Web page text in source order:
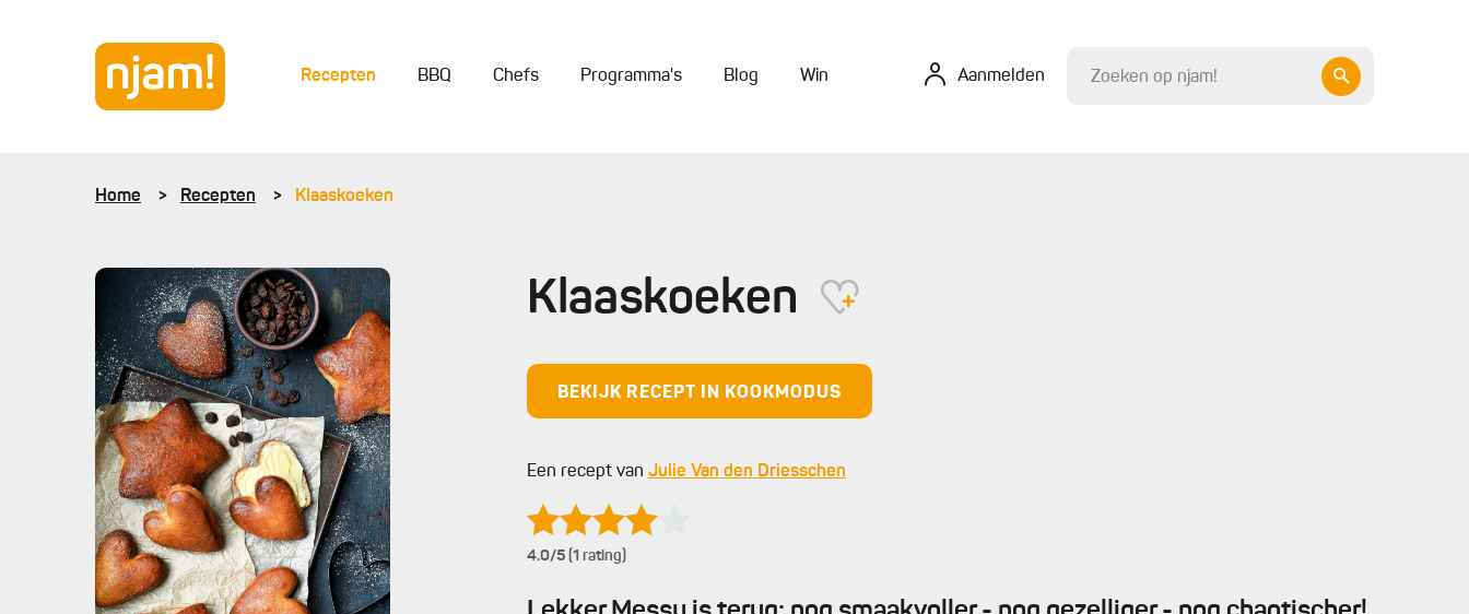
Recepten BBQ Chefs Programma's Blog Win Aanmelden
Home Recepten Klaaskoeken
Klaaskoeken
BEKIJK RECEPT IN KOOKMODUS
Een recept van Julie Van den Driesschen
4.0/5 (1 rating)